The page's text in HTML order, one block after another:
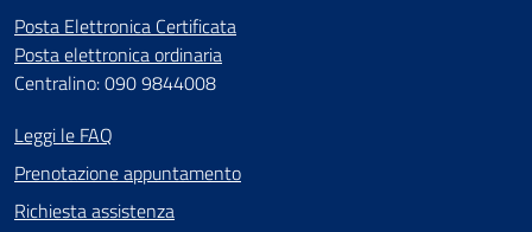
Posta Elettronica Certificata
Posta elettronica ordinaria
Centralino: 090 9844008
Leggi le FAQ
Prenotazione appuntamento
Richiesta assistenza